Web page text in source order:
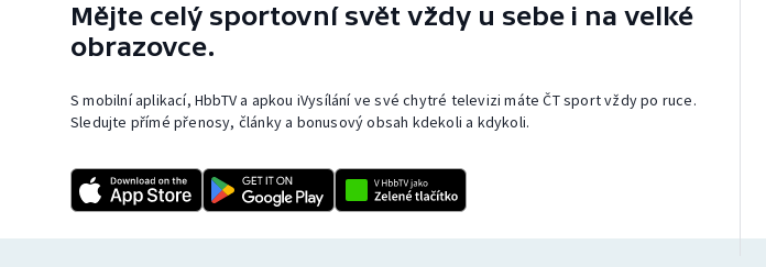
Mějte celý sportovní svět vždy u sebe i na velké
obrazovce.
S mobilní aplikací, HbbTV a apkou iVysílání ve své chytré televizi máte ČT sport vždy po ruce.
Sledujte přímé přenosy, články a bonusový obsah kdekoli a kdykoli.